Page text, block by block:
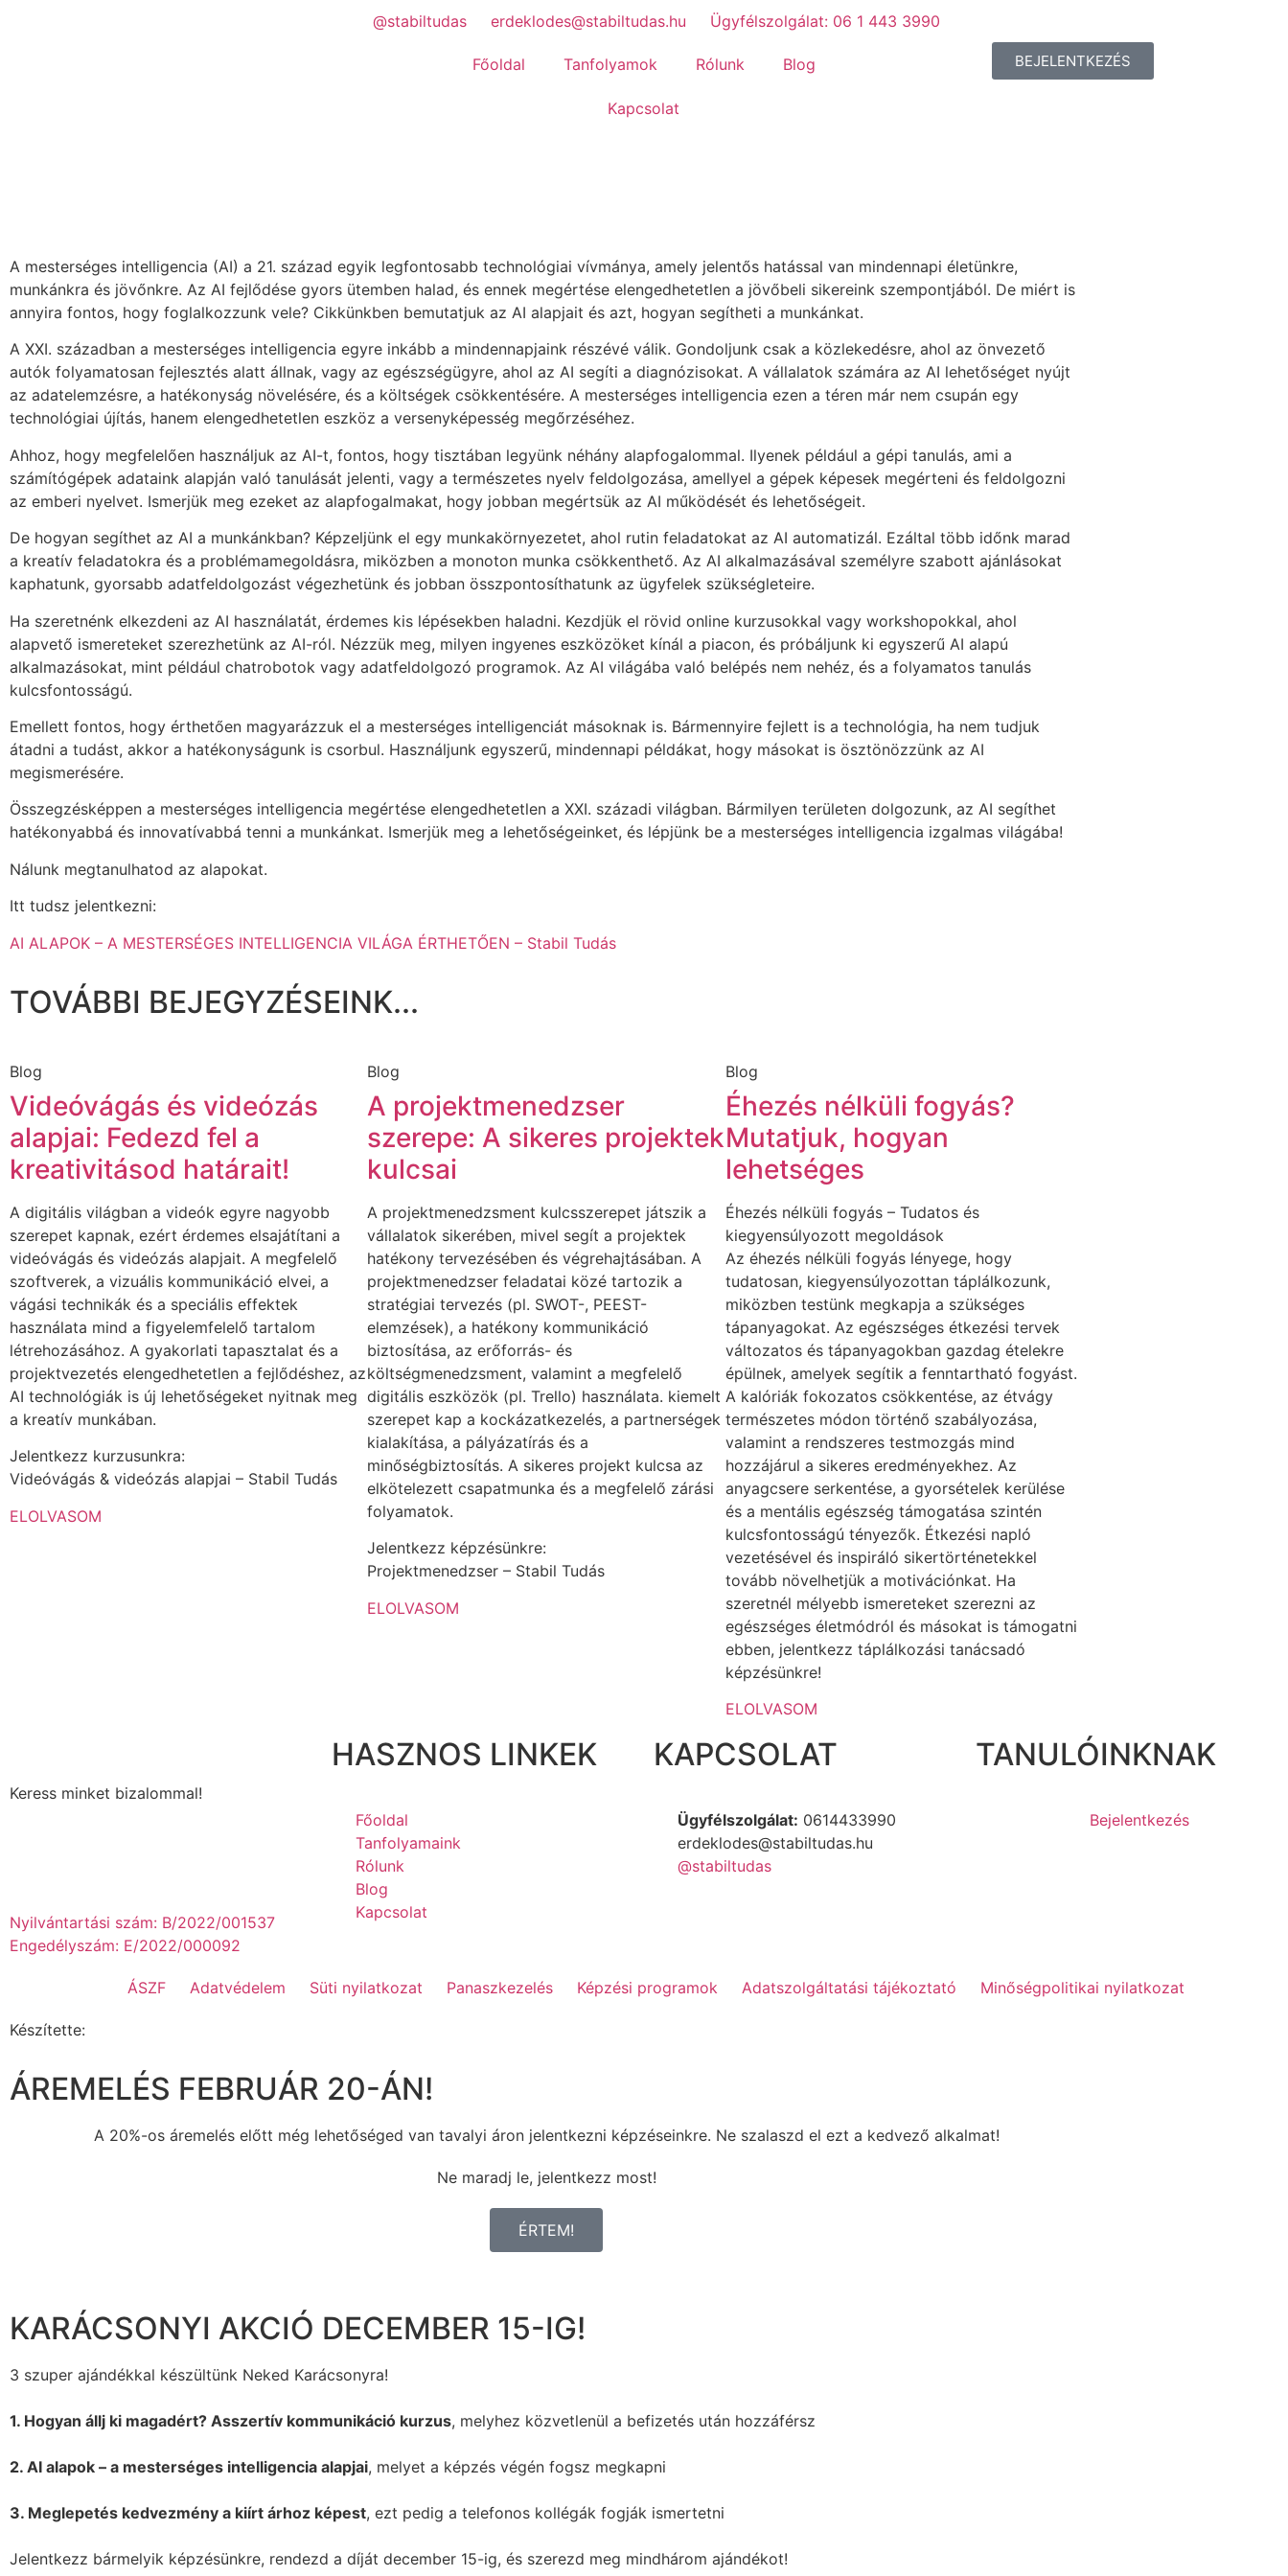
@stabiltudas erdeklodes@stabiltudas.hu Ügyfélszolgálat: 06 1 443 3990
Főoldal Tanfolyamok Rólunk Blog
Kapcsolat
BEJELENTKEZÉS
A mesterséges intelligencia (AI) a 21. század egyik legfontosabb technológiai vívmánya, amely jelentős hatással van mindennapi életünkre,
munkánkra és jövőnkre. Az AI fejlődése gyors ütemben halad, és ennek megértése elengedhetetlen a jövőbeli sikereink szempontjából. De miért is
annyira fontos, hogy foglalkozzunk vele? Cikkünkben bemutatjuk az AI alapjait és azt, hogyan segítheti a munkánkat.
A XXI. században a mesterséges intelligencia egyre inkább a mindennapjaink részévé válik. Gondoljunk csak a közlekedésre, ahol az önvezető
autók folyamatosan fejlesztés alatt állnak, vagy az egészségügyre, ahol az AI segíti a diagnózisokat. A vállalatok számára az AI lehetőséget nyújt
az adatelemzésre, a hatékonyság növelésére, és a költségek csökkentésére. A mesterséges intelligencia ezen a téren már nem csupán egy
technológiai újítás, hanem elengedhetetlen eszköz a versenyképesség megőrzéséhez.
Ahhoz, hogy megfelelően használjuk az AI-t, fontos, hogy tisztában legyünk néhány alapfogalommal. Ilyenek például a gépi tanulás, ami a
számítógépek adataink alapján való tanulását jelenti, vagy a természetes nyelv feldolgozása, amellyel a gépek képesek megérteni és feldolgozni
az emberi nyelvet. Ismerjük meg ezeket az alapfogalmakat, hogy jobban megértsük az AI működését és lehetőségeit.
De hogyan segíthet az AI a munkánkban? Képzeljünk el egy munkakörnyezetet, ahol rutin feladatokat az AI automatizál. Ezáltal több időnk marad
a kreatív feladatokra és a problémamegoldásra, miközben a monoton munka csökkenthető. Az AI alkalmazásával személyre szabott ajánlásokat
kaphatunk, gyorsabb adatfeldolgozást végezhetünk és jobban összpontosíthatunk az ügyfelek szükségleteire.
Ha szeretnénk elkezdeni az AI használatát, érdemes kis lépésekben haladni. Kezdjük el rövid online kurzusokkal vagy workshopokkal, ahol
alapvető ismereteket szerezhetünk az AI-ról. Nézzük meg, milyen ingyenes eszközöket kínál a piacon, és próbáljunk ki egyszerű AI alapú
alkalmazásokat, mint például chatrobotok vagy adatfeldolgozó programok. Az AI világába való belépés nem nehéz, és a folyamatos tanulás
kulcsfontosságú.
Emellett fontos, hogy érthetően magyarázzuk el a mesterséges intelligenciát másoknak is. Bármennyire fejlett is a technológia, ha nem tudjuk
átadni a tudást, akkor a hatékonyságunk is csorbul. Használjunk egyszerű, mindennapi példákat, hogy másokat is ösztönözzünk az AI
megismerésére.
Összegzésképpen a mesterséges intelligencia megértése elengedhetetlen a XXI. századi világban. Bármilyen területen dolgozunk, az AI segíthet
hatékonyabbá és innovatívabbá tenni a munkánkat. Ismerjük meg a lehetőségeinket, és lépjünk be a mesterséges intelligencia izgalmas világába!
Nálunk megtanulhatod az alapokat.
Itt tudsz jelentkezni:
AI ALAPOK – A MESTERSÉGES INTELLIGENCIA VILÁGA ÉRTHETŐEN – Stabil Tudás
TOVÁBBI BEJEGYZÉSEINK...
Blog
Videóvágás és videózás
alapjai: Fedezd fel a
kreativitásod határait!
A digitális világban a videók egyre nagyobb
szerepet kapnak, ezért érdemes elsajátítani a
videóvágás és videózás alapjait. A megfelelő
szoftverek, a vizuális kommunikáció elvei, a
vágási technikák és a speciális effektek
használata mind a figyelemfelelő tartalom
létrehozásához. A gyakorlati tapasztalat és a
projektvezetés elengedhetetlen a fejlődéshez, az
AI technológiák is új lehetőségeket nyitnak meg
a kreatív munkában.
Jelentkezz kurzusunkra:
Videóvágás & videózás alapjai – Stabil Tudás
ELOLVASOM
Blog
A projektmenedzser
szerepe: A sikeres projektek
kulcsai
A projektmenedzsment kulcsszerepet játszik a
vállalatok sikerében, mivel segít a projektek
hatékony tervezésében és végrehajtásában. A
projektmenedzser feladatai közé tartozik a
stratégiai tervezés (pl. SWOT-, PEEST-
elemzések), a hatékony kommunikáció
biztosítása, az erőforrás- és
költségmenedzsment, valamint a megfelelő
digitális eszközök (pl. Trello) használata. kiemelt
szerepet kap a kockázatkezelés, a partnerségek
kialakítása, a pályázatírás és a
minőségbiztosítás. A sikeres projekt kulcsa az
elkötelezett csapatmunka és a megfelelő zárási
folyamatok.
Jelentkezz képzésünkre:
Projektmenedzser – Stabil Tudás
ELOLVASOM
Blog
Éhezés nélküli fogyás?
Mutatjuk, hogyan
lehetséges
Éhezés nélküli fogyás – Tudatos és
kiegyensúlyozott megoldások
Az éhezés nélküli fogyás lényege, hogy
tudatosan, kiegyensúlyozottan táplálkozunk,
miközben testünk megkapja a szükséges
tápanyagokat. Az egészséges étkezési tervek
változatos és tápanyagokban gazdag ételekre
épülnek, amelyek segítik a fenntartható fogyást.
A kalóriák fokozatos csökkentése, az étvágy
természetes módon történő szabályozása,
valamint a rendszeres testmozgás mind
hozzájárul a sikeres eredményekhez. Az
anyagcsere serkentése, a gyorsételek kerülése
és a mentális egészség támogatása szintén
kulcsfontosságú tényezők. Étkezési napló
vezetésével és inspiráló sikertörténetekkel
tovább növelhetjük a motivációnkat. Ha
szeretnél mélyebb ismereteket szerezni az
egészséges életmódról és másokat is támogatni
ebben, jelentkezz táplálkozási tanácsadó
képzésünkre!
ELOLVASOM
Keress minket bizalommal!
Nyilvántartási szám: B/2022/001537
Engedélyszám: E/2022/000092
HASZNOS LINKEK
Főoldal
Tanfolyamaink
Rólunk
Blog
Kapcsolat
KAPCSOLAT
Ügyfélszolgálat: 0614433990
erdeklodes@stabiltudas.hu
@stabiltudas
TANULÓINKNAK
Bejelentkezés
ÁSZF Adatvédelem Süti nyilatkozat Panaszkezelés Képzési programok Adatszolgáltatási tájékoztató Minőségpolitikai nyilatkozat
Készítette:
ÁREMELÉS FEBRUÁR 20-ÁN!
A 20%-os áremelés előtt még lehetőséged van tavalyi áron jelentkezni képzéseinkre. Ne szalaszd el ezt a kedvező alkalmat!
Ne maradj le, jelentkezz most!
ÉRTEM!
KARÁCSONYI AKCIÓ DECEMBER 15-IG!
3 szuper ajándékkal készültünk Neked Karácsonyra!
1. Hogyan állj ki magadért? Asszertív kommunikáció kurzus, melyhez közvetlenül a befizetés után hozzáférsz
2. AI alapok – a mesterséges intelligencia alapjai, melyet a képzés végén fogsz megkapni
3. Meglepetés kedvezmény a kiírt árhoz képest, ezt pedig a telefonos kollégák fogják ismertetni
Jelentkezz bármelyik képzésünkre, rendezd a díját december 15-ig, és szerezd meg mindhárom ajándékot!